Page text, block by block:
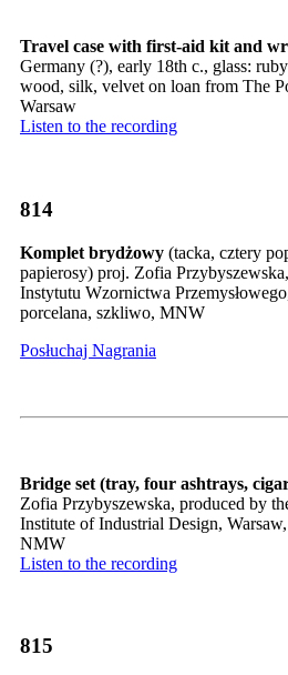
Travel case with first-aid kit and
Germany (?), early 18th c., glass:
wood, silk, velvet on loan from The
Warsaw
Listen to the recording
814
Komplet brydżowy (tacka, cztery
papierosy) proj. Zofia
Instytutu Wzornictwa
porcelana, szkliwo, MNW
Posłuchaj Nagrania
Bridge set (tray, four ashtrays,
Zofia Przybyszewska, produced by
Institute of Industrial Design,
NMW
Listen to the recording
815